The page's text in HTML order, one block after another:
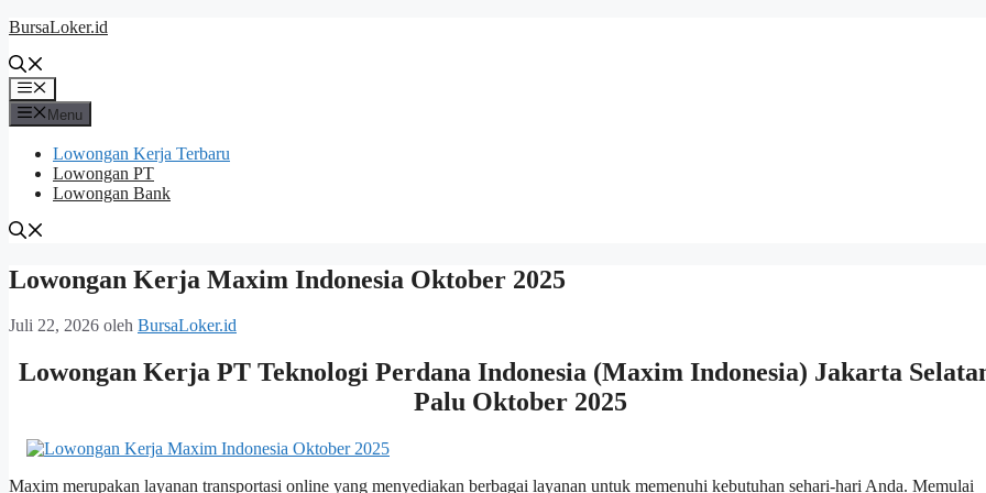
Langsung
isi
BursaLoker.id
Menu
Menu
Lowongan Kerja Terbaru
Lowongan PT
Lowongan Bank
Lowongan Kerja Maxim Indonesia Oktober 2025
Juli 22, 2026 oleh BursaLoker.id
Lowongan Kerja PT Teknologi Perdana Indonesia (Maxim Indonesia) Jakarta
Palu Oktober 2025
Maxim merupakan layanan transportasi online yang menyediakan berbagai layanan untuk memenuhi kebutuhan sehari-hari Anda. Memulai